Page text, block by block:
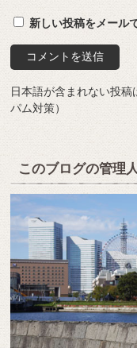
新しい投稿をメール
日本語が含まれない投
パム対策）
このブログの管理